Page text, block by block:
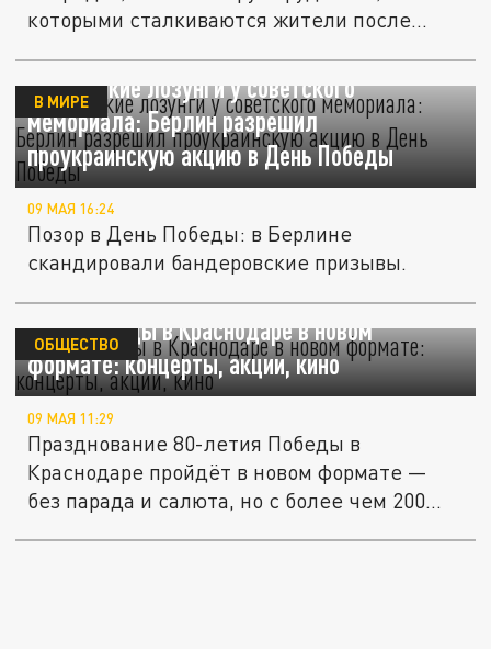
которыми сталкиваются жители после...
Нацистские лозунги у советского
мемориала: Берлин разрешил
проукраинскую акцию в День Победы
В МИРЕ
09 МАЯ 16:24
Позор в День Победы: в Берлине
скандировали бандеровские призывы.
День Победы в Краснодаре в новом
формате: концерты, акции, кино
ОБЩЕСТВО
09 МАЯ 11:29
Празднование 80-летия Победы в
Краснодаре пройдёт в новом формате —
без парада и салюта, но с более чем 200...